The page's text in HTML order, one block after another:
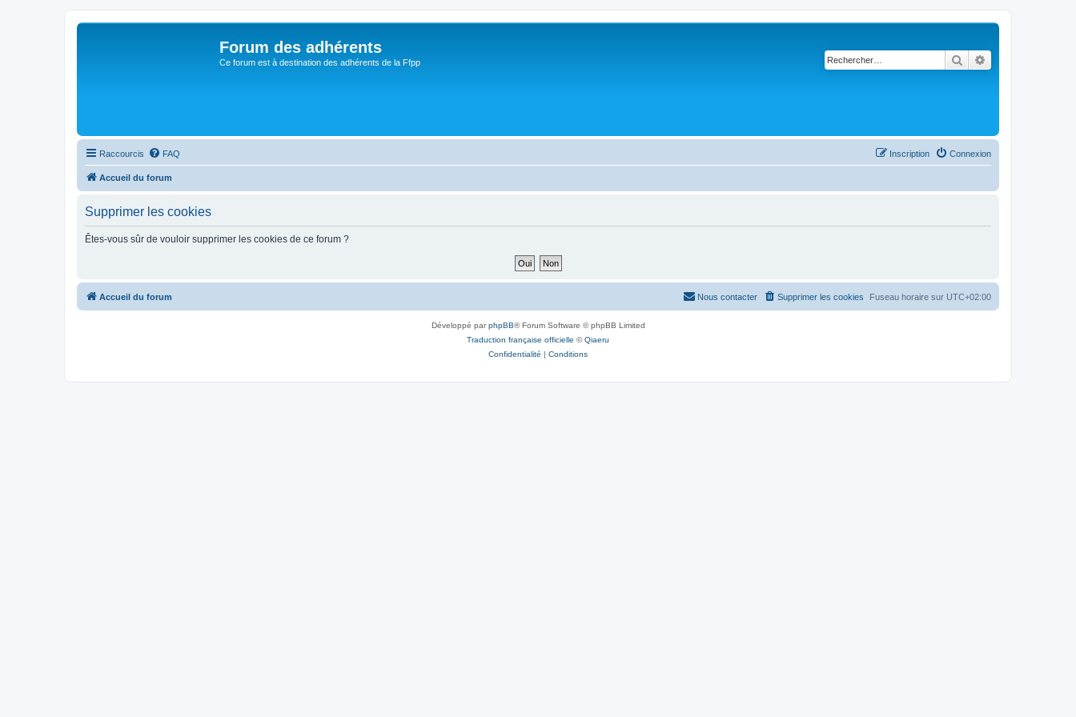
Forum des adhérents
Ce forum est à destination des adhérents de la Ffpp Rechercher
Raccourcis FAQ Connexion
Inscription
Accueil du forum
Supprimer les cookies
Êtes-vous sûr de vouloir supprimer les cookies de ce forum ?
Accueil du forum Fuseau horaire sur UTC+02:00
Supprimer les cookies
Nous contacter
Développé parphpBB® Forum Software © phpBB Limited
Traduction française officielle ©Qiaeru
Confidentialité | Conditions